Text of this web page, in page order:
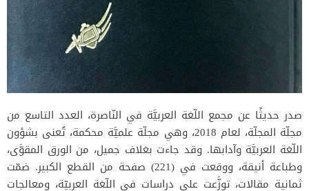
صدر حديثًا عن مجمع اللّغة العربيَّة في النّاصرة، العدد التاسع من
مجلّة المجلّة، لعام 2018، وهي مجلّة علميَّة محكمة، تُعنى بشؤون
اللّغة العربيَّة وآدابها. وقد جاءت بغلاف جميل، من الورق المقوَّى،
وطباعة أنيقة، ووقعت في (221) صفحة من القطع الكبير. ضمّت
ثمانية مقالات، توزَّعت على دراسات في اللّغة العربيّة، ومعالجات